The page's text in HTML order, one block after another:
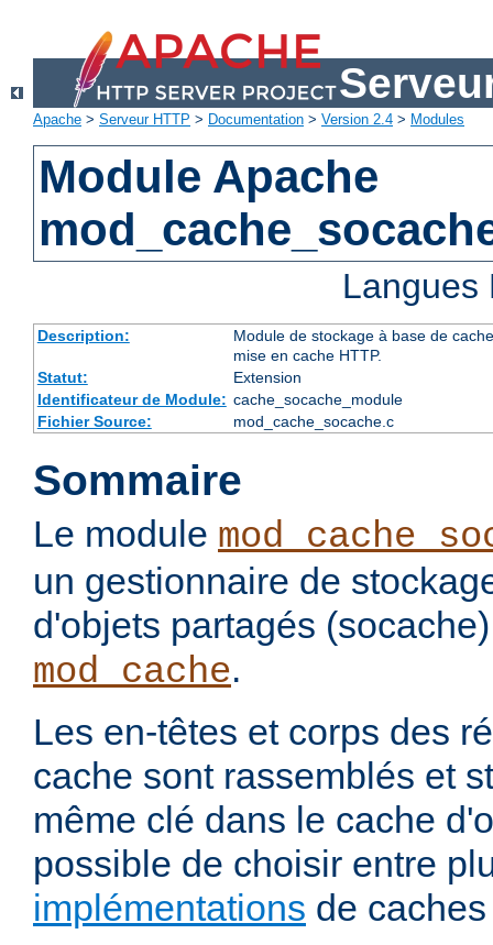
Apache > Serveur HTTP > Documentation > Version 2.4 > Modules
Module Apache
Description:
Module de stockage à base de
mise en cache HTTP.
Statut:
Extension
Identificateur de Module: cache_socache_module
Fichier Source:
mod_cache_socache.c
Sommaire
Le module
un gestionnaire de
d'objets partagés
mod_cache.
Les en-têtes et corps des
cache sont rassemblés et
même clé dans le cache
possible de choisir entre
implémentations de